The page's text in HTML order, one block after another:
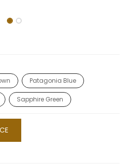
Patagonia Blue
Sapphire Green